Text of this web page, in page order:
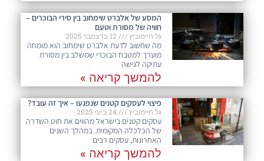
המסע של אלברט שימחוב בין סירי הבוכרים –
חוויה של מסורת וטעם
גל חיימוביץ
מה שחשוב לדעת אלברט שימחוב הוא מומחה
מוערך למטבח הבוכרי שמשלב בין מסורת
עתיקה לגישה
להמשך קריאה »
פיצוי לעסקים קטנים שנפגעו – איך זה עובד?
גל חיימוביץ
עסקים קטנים בישראל מהווים את חוט השדרה
של הכלכלה המקומית. במהלך השנים
האחרונות, עסקים רבים
להמשך קריאה »